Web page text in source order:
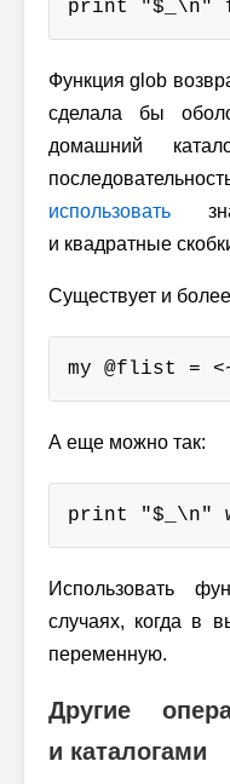
print "$_\n"
Функция glob
сделала бы
домашний
использовать
и квадратные
Существует и
my @flist =
А еще можно так:
print "$_\n"
Использовать
случаях, когда в
переменную.
Другие
и каталогами